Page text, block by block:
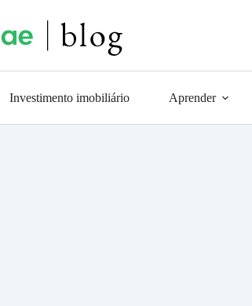
Investimento imobiliário Aprender